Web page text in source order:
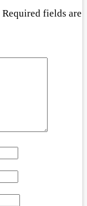
Required fields are